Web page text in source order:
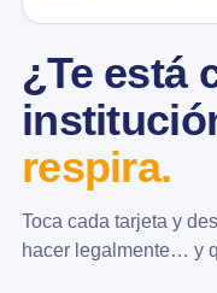
¿Te está
respira.
Toca cada tarjeta y
hacer legalmente… y